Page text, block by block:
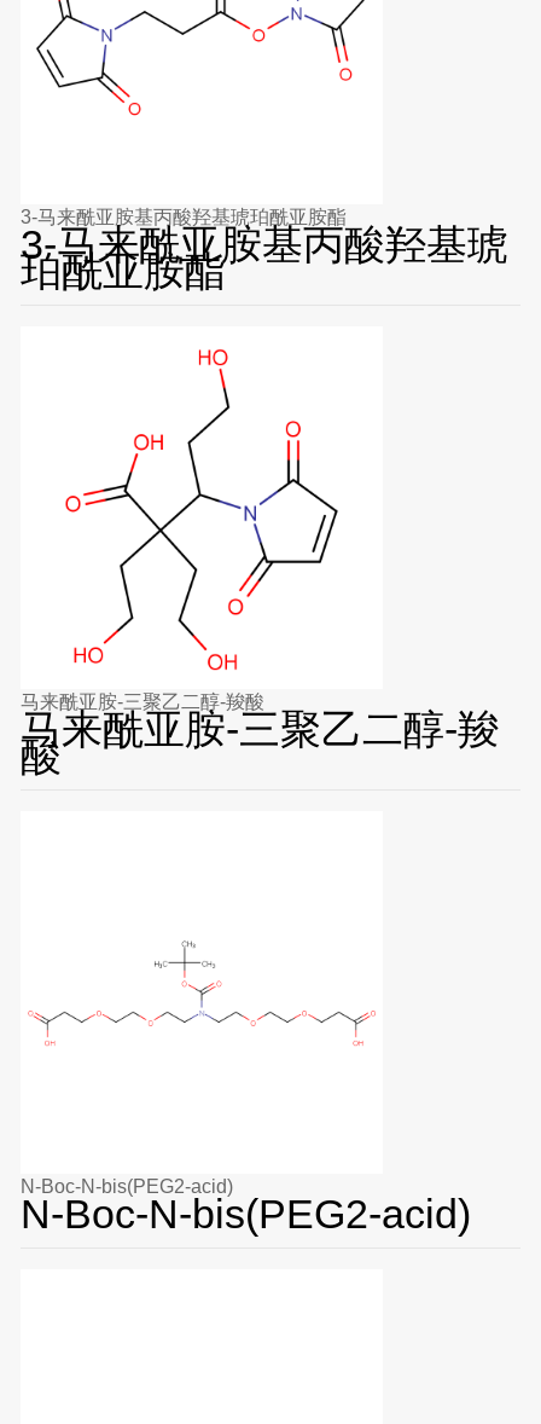
3-马来酰亚胺基丙酸羟基琥珀酰亚胺酯
3-马来酰亚胺基丙酸羟基琥
珀酰亚胺酯
马来酰亚胺-三聚乙二醇-羧酸
马来酰亚胺-三聚乙二醇-羧
酸
N-Boc-N-bis(PEG2-acid)
N-Boc-N-bis(PEG2-acid)